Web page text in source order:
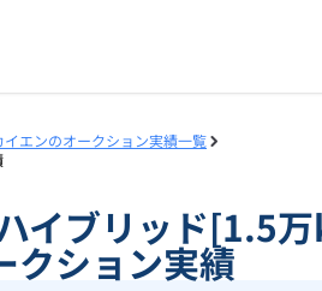
イエンのオークション実績一覧
イブリッド[1.5
クション実績